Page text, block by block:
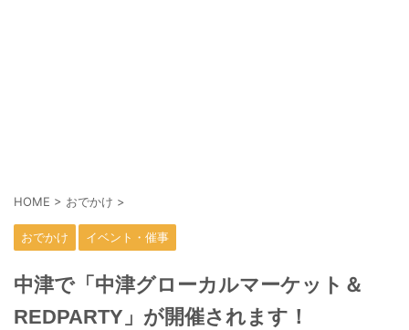
HOME > おでかけ >
おでかけ イベント・催事
中津で「中津グローカルマーケット＆
REDPARTY」が開催されます！